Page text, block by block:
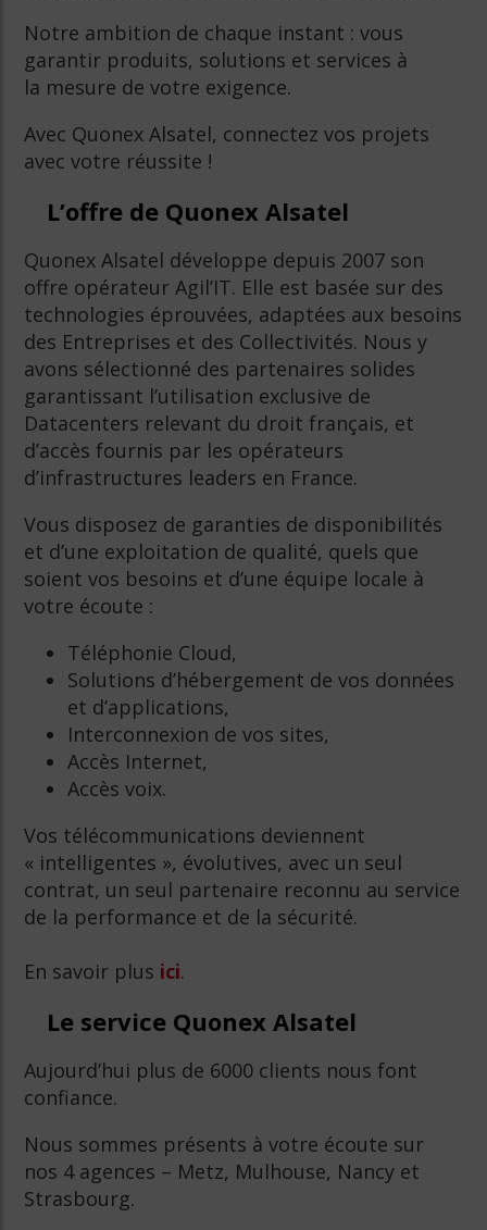
Notre ambition de chaque instant : vous
garantir produits, solutions et services à
la mesure de votre exigence.
Avec Quonex Alsatel, connectez vos projets
avec votre réussite !
L’offre de Quonex Alsatel
Quonex Alsatel développe depuis 2007 son
offre opérateur Agil’IT. Elle est basée sur des
technologies éprouvées, adaptées aux besoins
des Entreprises et des Collectivités. Nous y
avons sélectionné des partenaires solides
garantissant l’utilisation exclusive de
Datacenters relevant du droit français, et
d’accès fournis par les opérateurs
d’infrastructures leaders en France.
Vous disposez de garanties de disponibilités
et d’une exploitation de qualité, quels que
soient vos besoins et d’une équipe locale à
votre écoute :
Téléphonie Cloud,
Solutions d’hébergement de vos données
et d’applications,
Interconnexion de vos sites,
Accès Internet,
Accès voix.
Vos télécommunications deviennent
« intelligentes », évolutives, avec un seul
contrat, un seul partenaire reconnu au service
de la performance et de la sécurité.
En savoir plus ici.
Le service Quonex Alsatel
Aujourd’hui plus de 6000 clients nous font
confiance.
Nous sommes présents à votre écoute sur
nos 4 agences – Metz, Mulhouse, Nancy et
Strasbourg.